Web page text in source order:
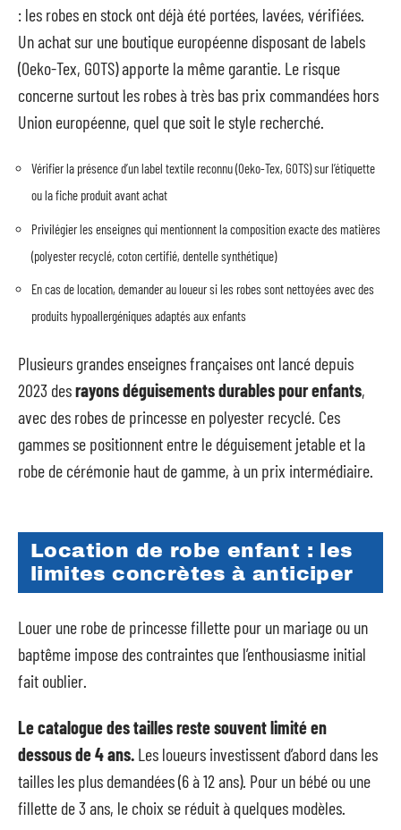
: les robes en stock ont déjà été portées, lavées, vérifiées.
Un achat sur une boutique européenne disposant de labels
(Oeko-Tex, GOTS) apporte la même garantie. Le risque
concerne surtout les robes à très bas prix commandées hors
Union européenne, quel que soit le style recherché.
Vérifier la présence d’un label textile reconnu (Oeko-Tex, GOTS) sur l’étiquette
ou la fiche produit avant achat
Privilégier les enseignes qui mentionnent la composition exacte des matières
(polyester recyclé, coton certifié, dentelle synthétique)
En cas de location, demander au loueur si les robes sont nettoyées avec des
produits hypoallergéniques adaptés aux enfants
Plusieurs grandes enseignes françaises ont lancé depuis
2023 desrayons déguisements durables pour enfants,
avec des robes de princesse en polyester recyclé. Ces
gammes se positionnent entre le déguisement jetable et la
robe de cérémonie haut de gamme, à un prix intermédiaire.
Location de robe enfant : les
limites concrètes à anticiper
Louer une robe de princesse fillette pour un mariage ou un
baptême impose des contraintes que l’enthousiasme initial
fait oublier.
Le catalogue des tailles reste souvent limité en
dessous de 4 ans. Les loueurs investissent d’abord dans les
tailles les plus demandées (6 à 12 ans). Pour un bébé ou une
fillette de 3 ans, le choix se réduit à quelques modèles.